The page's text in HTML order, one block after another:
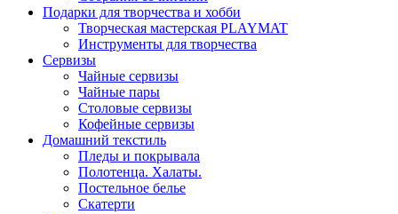
Подарки для творчества и хобби
Творческая мастерская PLAYMAT
Инструменты для творчества
Cервизы
Чайные сервизы
Чайные пары
Столовые сервизы
Кофейные сервизы
Домашний текстиль
Пледы и покрывала
Полотенца. Халаты.
Постельное белье
Скатерти